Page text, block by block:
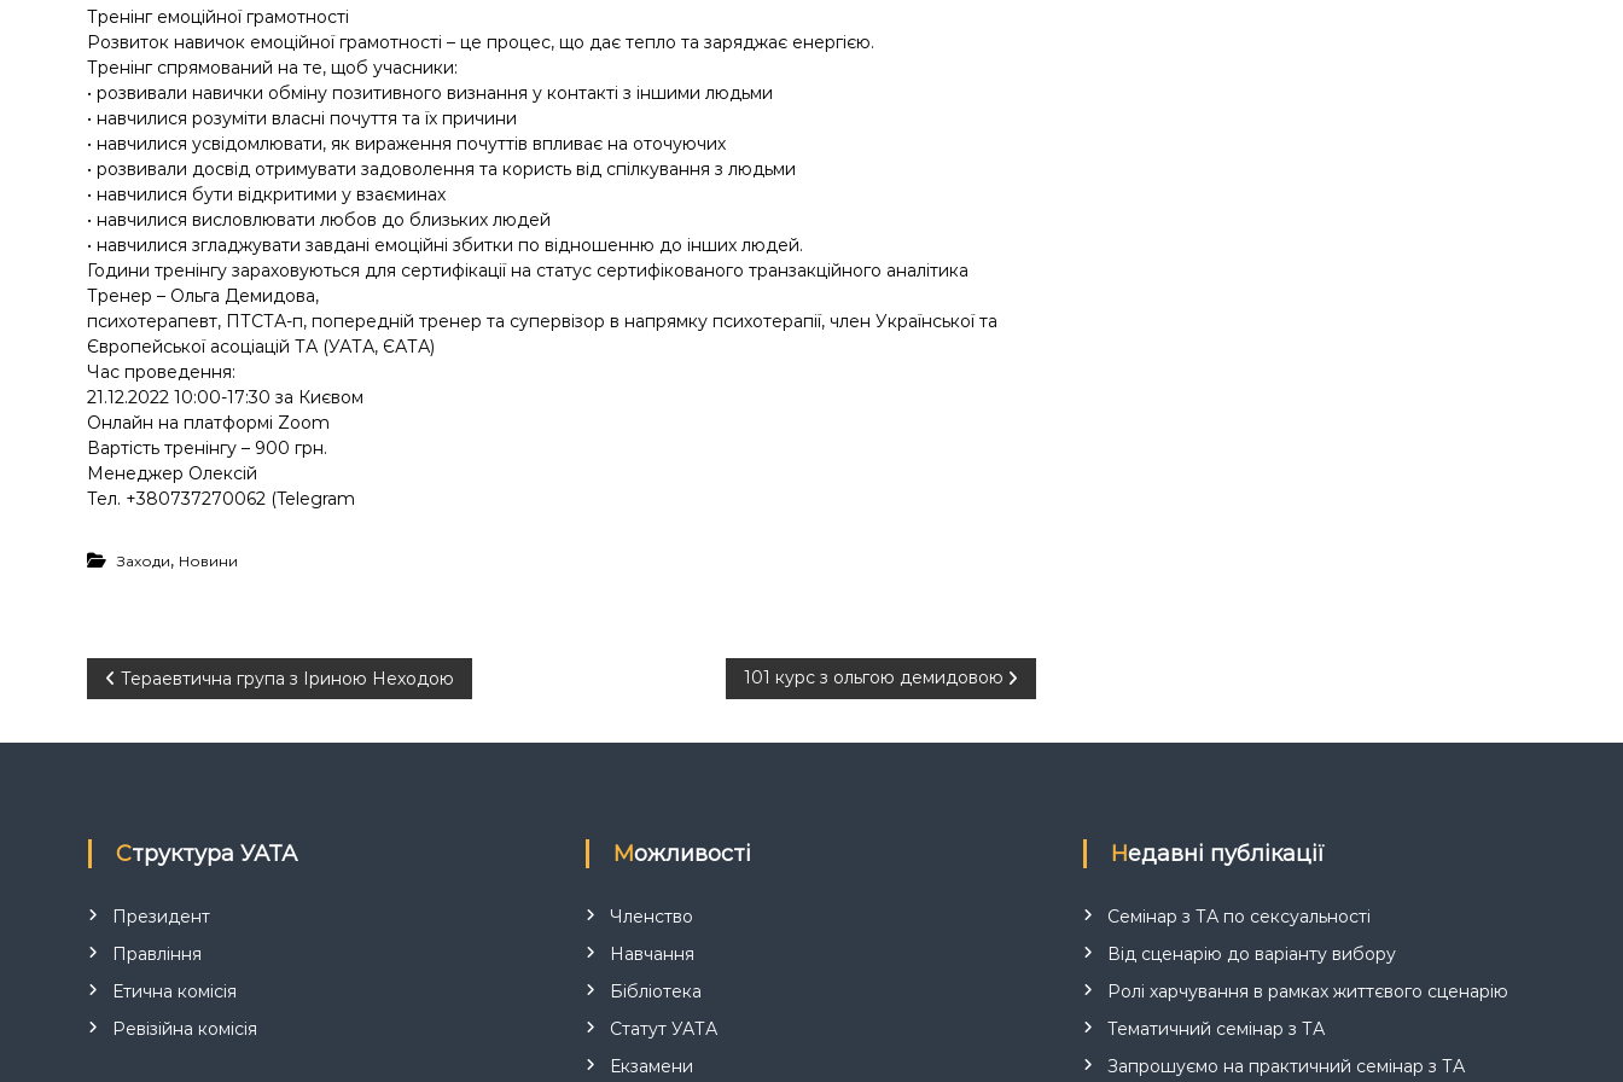
Тренінг емоційної грамотності
Розвиток навичок емоційної грамотності – це процес, що дає тепло та заряджає енергією.
Тренінг спрямований на те, щоб учасники:
• розвивали навички обміну позитивного визнання у контакті з іншими людьми
• навчилися розуміти власні почуття та їх причини
• навчилися усвідомлювати, як вираження почуттів впливає на оточуючих
• розвивали досвід отримувати задоволення та користь від спілкування з людьми
• навчилися бути відкритими у взаєминах
• навчилися висловлювати любов до близьких людей
• навчилися згладжувати завдані емоційні збитки по відношенню до інших людей.
Години тренінгу зараховуються для сертифікації на статус сертифікованого транзакційного аналітика
Тренер – Ольга Демидова,
психотерапевт, ПТСТА-п, попередній тренер та супервізор в напрямку психотерапії, член Української та
Європейської асоціацій ТА (УАТА, ЄАТА)
Час проведення:
21.12.2022 10:00-17:30 за Києвом
Онлайн на платформі Zoom
Вартість тренінгу – 900 грн.
Менеджер Олексій
Тел. +380737270062 (Telegram
Заходи, Новини
Н
а
і
г
а
ц
Тераевтична група з Іриною Неходою 101 курс з ольгою демидовою
Структура УАТА
Президент
Правління
Етична комісія
Ревізійна комісія
Можливості
Членство
Навчання
Бібліотека
Статут УАТА
Екзамени
Недавні публікації
Семінар з ТА по сексуальності
Від сценарію до варіанту вибору
Ролі харчування в рамках життєвого сценарію
Тематичний семінар з ТА
Запрошуємо на практичний семінар з ТА